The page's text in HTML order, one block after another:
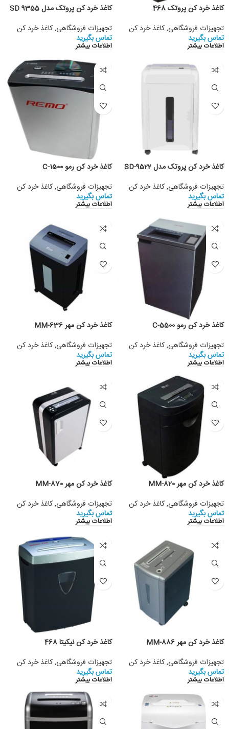
کاغذ خرد کن پروتک 468
تجهیزات فروشگاهی,کاغذ خرد کن
تماس بگیرید
اطلاعات بیشتر
کاغذ خرد کن پروتک مدل SD 9355
تجهیزات فروشگاهی,کاغذ خرد کن
تماس بگیرید
اطلاعات بیشتر
کاغذ خرد کن پروتک مدل SD-9522
تجهیزات فروشگاهی,کاغذ خرد کن
تماس بگیرید
اطلاعات بیشتر
کاغذ خرد کن رمو C-1500
تجهیزات فروشگاهی,کاغذ خرد کن
تماس بگیرید
اطلاعات بیشتر
کاغذ خرد کن رمو C-5500
تجهیزات فروشگاهی,کاغذ خرد کن
تماس بگیرید
اطلاعات بیشتر
کاغذ خرد کن مهر MM-636
تجهیزات فروشگاهی,کاغذ خرد کن
تماس بگیرید
اطلاعات بیشتر
کاغذ خرد کن مهر MM-820
تجهیزات فروشگاهی,کاغذ خرد کن
تماس بگیرید
اطلاعات بیشتر
کاغذ خرد کن مهر MM-870
تجهیزات فروشگاهی,کاغذ خرد کن
تماس بگیرید
اطلاعات بیشتر
کاغذ خرد کن مهر MM-886
تجهیزات فروشگاهی,کاغذ خرد کن
تماس بگیرید
اطلاعات بیشتر
کاغذ خرد کن نیکیتا 468
تجهیزات فروشگاهی,کاغذ خرد کن
تماس بگیرید
اطلاعات بیشتر